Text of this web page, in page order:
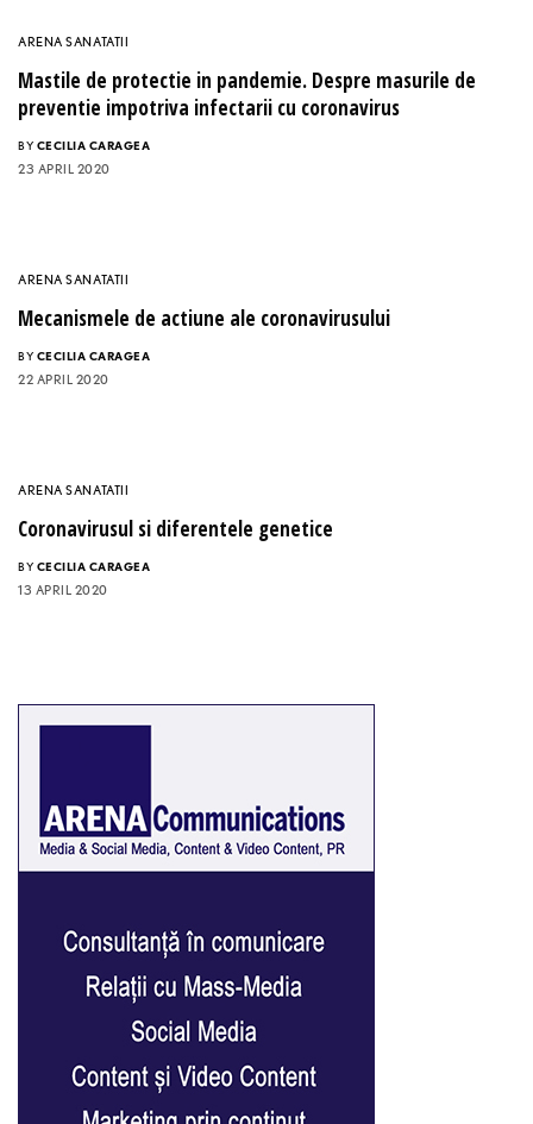
ARENA SANATATII
Mastile de protectie in pandemie. Despre masurile de
preventie impotriva infectarii cu coronavirus
BY CECILIA CARAGEA
23 APRIL 2020
ARENA SANATATII
Mecanismele de actiune ale coronavirusului
BY CECILIA CARAGEA
22 APRIL 2020
ARENA SANATATII
Coronavirusul si diferentele genetice
BY CECILIA CARAGEA
13 APRIL 2020